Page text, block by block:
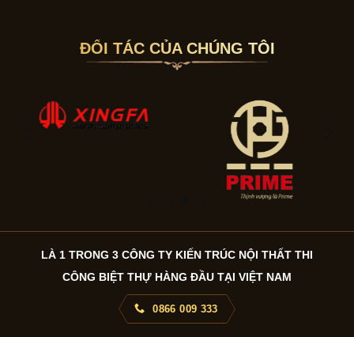
ĐỐI TÁC CỦA CHÚNG TÔI
LÀ 1 TRONG 3 CÔNG TY KIẾN TRÚC NỘI THẤT THI
CÔNG BIỆT THỰ HÀNG ĐẦU TẠI VIỆT NAM
0866 009 333